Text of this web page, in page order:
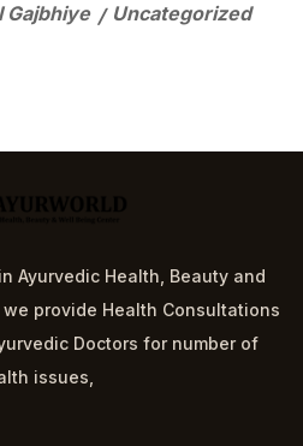
Gajbhiye Uncategorized
Ayurvedic Health, Beauty and
provide Health Consultations
Doctors for number of
issues,